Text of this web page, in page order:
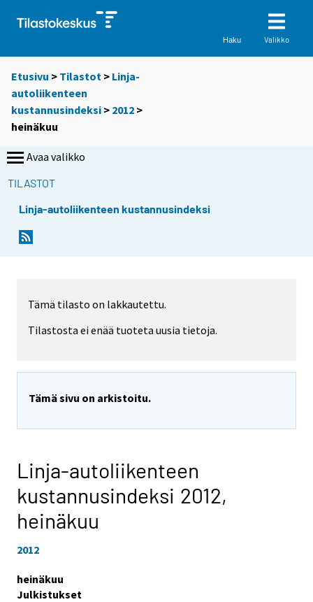
Haku Valikko
Etusivu > Tilastot > Linja-
autoliikenteen
kustannusindeksi > 2012 >
heinäkuu
Avaa valikko
TILASTOT
Linja-autoliikenteen kustannusindeksi
Tämä tilasto on lakkautettu.
Tilastosta ei enää tuoteta uusia tietoja.
Tämä sivu on arkistoitu.
Linja-autoliikenteen
kustannusindeksi 2012,
heinäkuu
2012
heinäkuu
Julkistukset